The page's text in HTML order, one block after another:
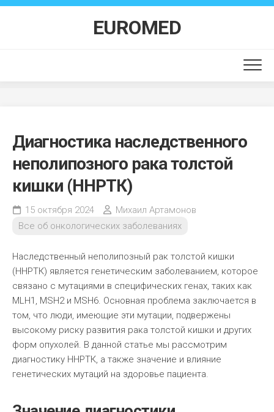
Перейти
EUROMED
Диагностика наследственного
неполипозного рака толстой
кишки (ННРТК)
15 октября 2024
Михаил Артамонов
Все об онкологических заболеваниях
Наследственный неполипозный рак толстой кишки
(ННРТК) является генетическим заболеванием, которое
связано с мутациями в специфических генах, таких как
MLH1, MSH2 и MSH6. Основная проблема заключается в
том, что люди, имеющие эти мутации, подвержены
высокому риску развития рака толстой кишки и других
форм опухолей. В данной статье мы рассмотрим
диагностику ННРТК, а также значение и влияние
генетических мутаций на здоровье пациента.